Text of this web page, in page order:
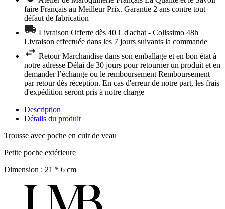
faire Français au Meilleur Prix. Garantie 2 ans contre tout
défaut de fabrication
Livraison Offerte dès 40 € d'achat - Colissimo 48h
Livraison effectuée dans les 7 jours suivants la commande
Retour Marchandise dans son emballage et en bon état à
notre adresse Délai de 30 jours pour retourner un produit et en
demander l’échange ou le remboursement Remboursement
par retour dès réception. En cas d'erreur de notre part, les frais
d'expédition seront pris à notre charge
Description
Détails du produit
Trousse avec poche en cuir de veau
Petite poche extérieure
Dimension : 21 * 6 cm